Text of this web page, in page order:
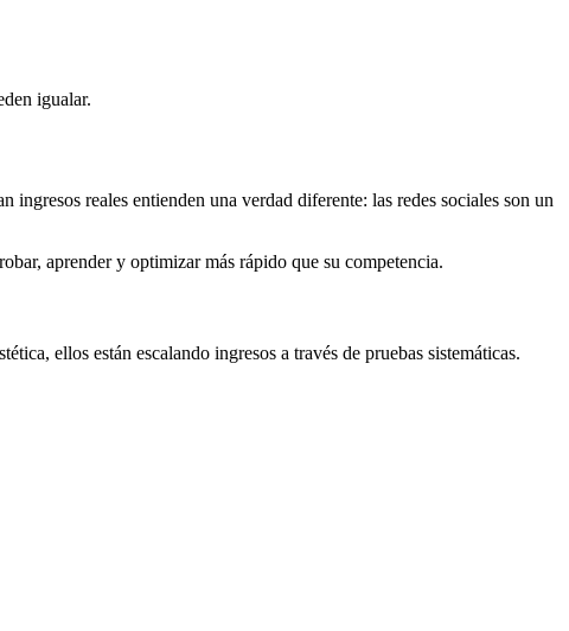
igualar.
reales entienden una verdad diferente: las redes sociales son un
aprender y optimizar más rápido que su competencia.
ellos están escalando ingresos a través de pruebas sistemáticas.